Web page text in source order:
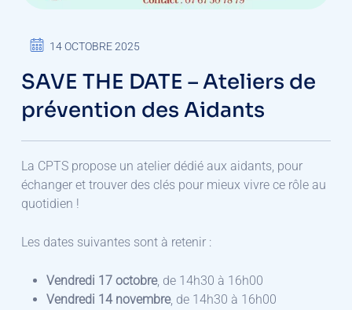
14 OCTOBRE 2025
SAVE THE DATE – Ateliers de
prévention des Aidants
La CPTS propose un atelier dédié aux aidants, pour
échanger et trouver des clés pour mieux vivre ce rôle au
quotidien !
Les dates suivantes sont à retenir :
Vendredi 17 octobre, de 14h30 à 16h00
Vendredi 14 novembre, de 14h30 à 16h00